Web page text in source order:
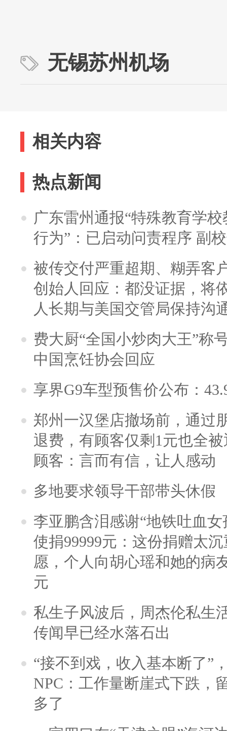
无锡苏州机场
相关内容
热点新闻
广东雷州通报“特殊教育学
行为”：已启动问责程序 副
被传交付严重超期、糊弄客
创始人回应：都没证据，将
人长期与美国交管局保持沟
费大厨“全国小炒肉大王”称
中国烹饪协会回应
享界G9车型预售价公布：
郑州一汉堡店撤场前，通过
退费，有顾客仅剩1元也全
顾客：言而有信，让人感动
多地要求领导干部带头休假
李亚鹏含泪感谢“地铁吐血
使捐99999元：这份捐赠太
愿，个人向胡心瑶和她的病
元
私生子风波后，周杰伦私生
传闻早已经水落石出
“接不到戏，收入基本断了”
NPC：工作量断崖式下跌，
多了